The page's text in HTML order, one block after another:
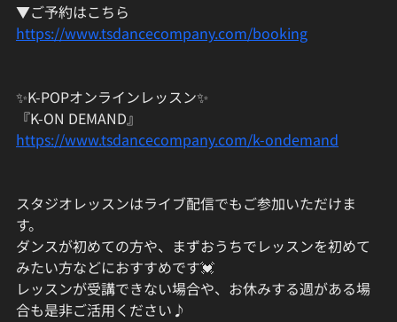
▼ご予約はこちら
https://www.tsdancecompany.com/booking
✨K-POPオンラインレッスン✨
『K-ON DEMAND』
https://www.tsdancecompany.com/k-ondemand
スタジオレッスンはライブ配信でもご参加いただけま
す。
ダンスが初めての方や、まずおうちでレッスンを初めて
みたい方などにおすすめです💓
レッスンが受講できない場合や、お休みする週がある場
合も是非ご活用ください♪